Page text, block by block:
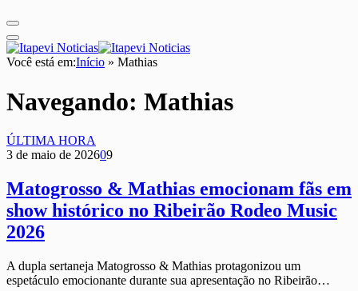
Você está em:Início » Mathias
Navegando: Mathias
ÚLTIMA HORA
3 de maio de 202609
Matogrosso & Mathias emocionam fãs em
show histórico no Ribeirão Rodeo Music
2026
A dupla sertaneja Matogrosso & Mathias protagonizou um
espetáculo emocionante durante sua apresentação no Ribeirão…